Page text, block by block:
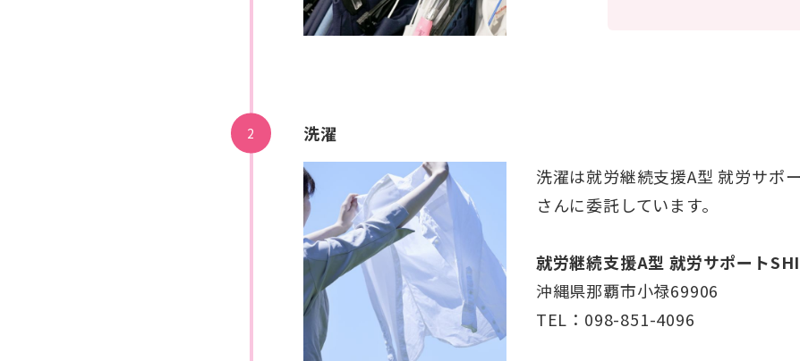
洗濯
洗濯は就労継続支援A型 就労サポ
さんに委託しています。
就労継続支援A型 就労サポート
沖縄県那覇市小禄69906
TEL：098-851-4096